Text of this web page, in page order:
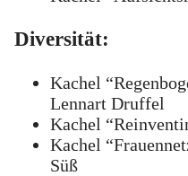
Diversität:
Kachel
Lennart Druffel
Kachel
Kachel
Süß